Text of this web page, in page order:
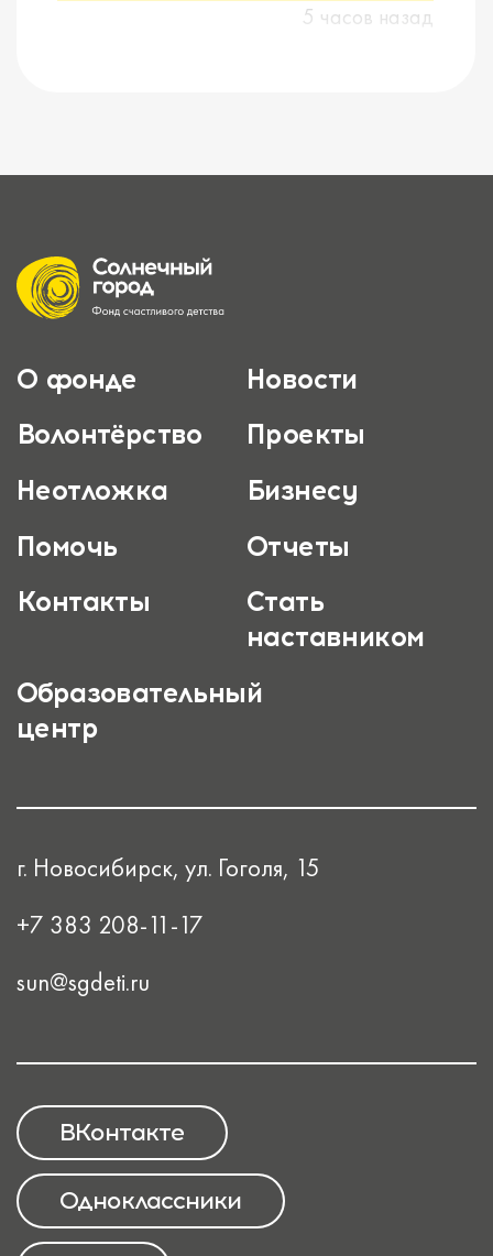
5 часов назад
О фонде
Новости
Волонтёрство
Проекты
Неотложка
Бизнесу
Помочь
Отчеты
Контакты
Стать
наставником
Образовательный
центр
г. Новосибирск, ул. Гоголя, 15
+7 383 208-11-17
sun@sgdeti.ru
ВКонтакте
Одноклассники